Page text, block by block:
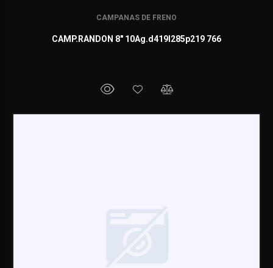
CAMPANAS DE FRENO
CAMP.RANDON 8" 10Ag.d419l285p219 766